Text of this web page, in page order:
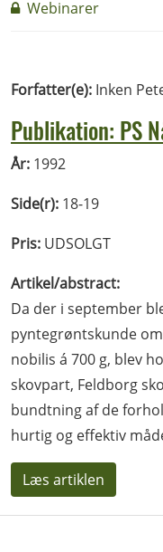
Webinarer
Forfatter(e): Inken
Publikation: PS
År: 1992
Side(r): 18-19
Pris: UDSOLGT
Artikel/abstract:
Da der i september
pyntegrøntskunde
nobilis á 700 g, blev
skovpart, Feldborg
bundtning af de
hurtig og effektiv
Læs artiklen